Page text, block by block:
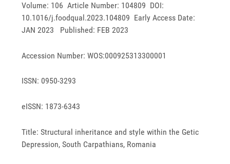
Volume: 106 Article Number: 104809 DOI:
10.1016/j.foodqual.2023.104809 Early Access Date:
JAN 2023 Published: FEB 2023
Accession Number: WOS:000925313300001
ISSN: 0950-3293
eISSN: 1873-6343
Title: Structural inheritance and style within the Getic
Depression, South Carpathians, Romania